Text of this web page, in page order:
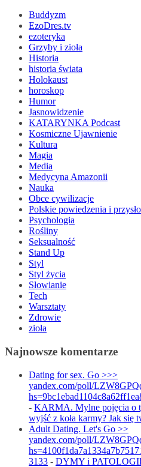
Buddyzm
EzoDres.tv
ezoteryka
Grzyby i zioła
Historia
historia świata
Holokaust
horoskop
Humor
Jasnowidzenie
KATARYNKA Podcast
Kosmiczne Ujawnienie
Kultura
Magia
Media
Medycyna Amazonii
Nauka
Obce cywilizacje
Polskie powiedzenia i
Psychologia
Rośliny
Seksualność
Stand Up
Styl
Styl życia
Słowianie
Tech
Warsztaty
Zdrowie
zioła
Najnowsze komentarze
Dating for sex. Go >>>
yandex.com/poll/
- KARMA. Mylne pojęcia o
wyjść z koła karmy? Jak się
Adult Dating. Let's Go >>
yandex.com/poll/
3133 - DYMY i